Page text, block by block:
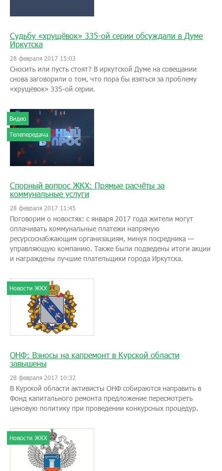
Судьбу «хрущёвок» 335-ой серии обсуждали в Думе
Иркутска
28 февраля 2017 15:03
Сносить или пусть стоят? В иркутской Думе на совещании
снова заговорили о том, что пора бы взяться за проблему
«хрущёвок» 335-ой серии.
Видео
Телепередача
Спорный вопрос ЖКХ: Прямые расчёты за
коммунальные услуги
28 февраля 2017 11:45
Поговорим о новостях: с января 2017 года жители могут
оплачивать коммунальные платежи напрямую
ресурсоснабжающим организациям, минуя посредника —
управляющую компанию. Также были подведены итоги акции
и награждены лучшие плательщики города Иркутска.
Новости ЖКХ
ОНФ: Взносы на капремонт в Курской области
завышены
28 февраля 2017 10:32
В Курской области активисты ОНФ собираются направить в
Фонд капитального ремонта предложение пересмотреть
ценовую политику при проведении конкурсных процедур.
Новости ЖКХ